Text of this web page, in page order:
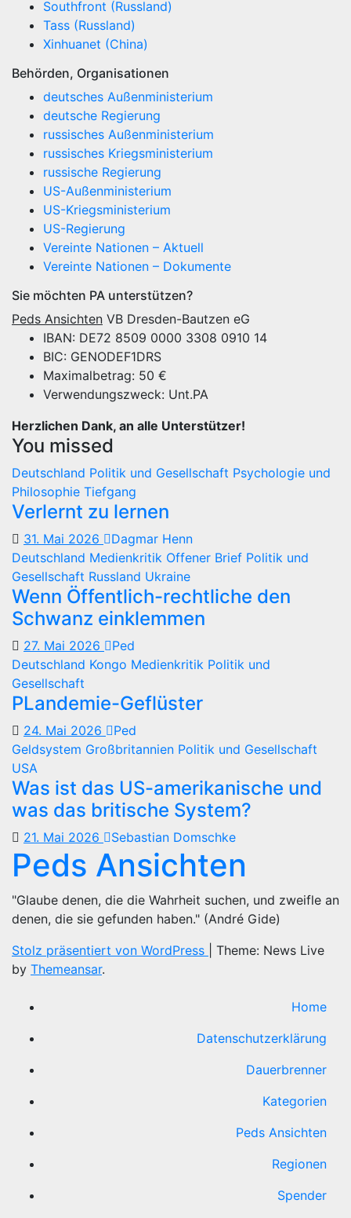
Southfront (Russland)
Tass (Russland)
Xinhuanet (China)
Behörden, Organisationen
deutsches Außenministerium
deutsche Regierung
russisches Außenministerium
russisches Kriegsministerium
russische Regierung
US-Außenministerium
US-Kriegsministerium
US-Regierung
Vereinte Nationen – Aktuell
Vereinte Nationen – Dokumente
Sie möchten PA unterstützen?
Peds Ansichten VB Dresden-Bautzen eG
IBAN: DE72 8509 0000 3308 0910 14
BIC: GENODEF1DRS
Maximalbetrag: 50 €
Verwendungszweck: Unt.PA
Herzlichen Dank, an alle Unterstützer!
You missed
Deutschland Politik und Gesellschaft Psychologie und
Philosophie Tiefgang
Verlernt zu lernen
31. Mai 2026
Dagmar Henn
Deutschland Medienkritik Offener Brief Politik und
Gesellschaft Russland Ukraine
Wenn Öffentlich-rechtliche den
Schwanz einklemmen
27. Mai 2026
Ped
Deutschland Kongo Medienkritik Politik und
Gesellschaft
PLandemie-Geflüster
24. Mai 2026
Ped
Geldsystem Großbritannien Politik und Gesellschaft
USA
Was ist das US-amerikanische und
was das britische System?
21. Mai 2026 Sebastian Domschke
Peds Ansichten
"Glaube denen, die die Wahrheit suchen, und zweifle an
denen, die sie gefunden haben." (André Gide)
Stolz präsentiert von WordPress
Theme: News Live
by Themeansar.
Home
Datenschutzerklärung
Dauerbrenner
Kategorien
Peds Ansichten
Regionen
Spender